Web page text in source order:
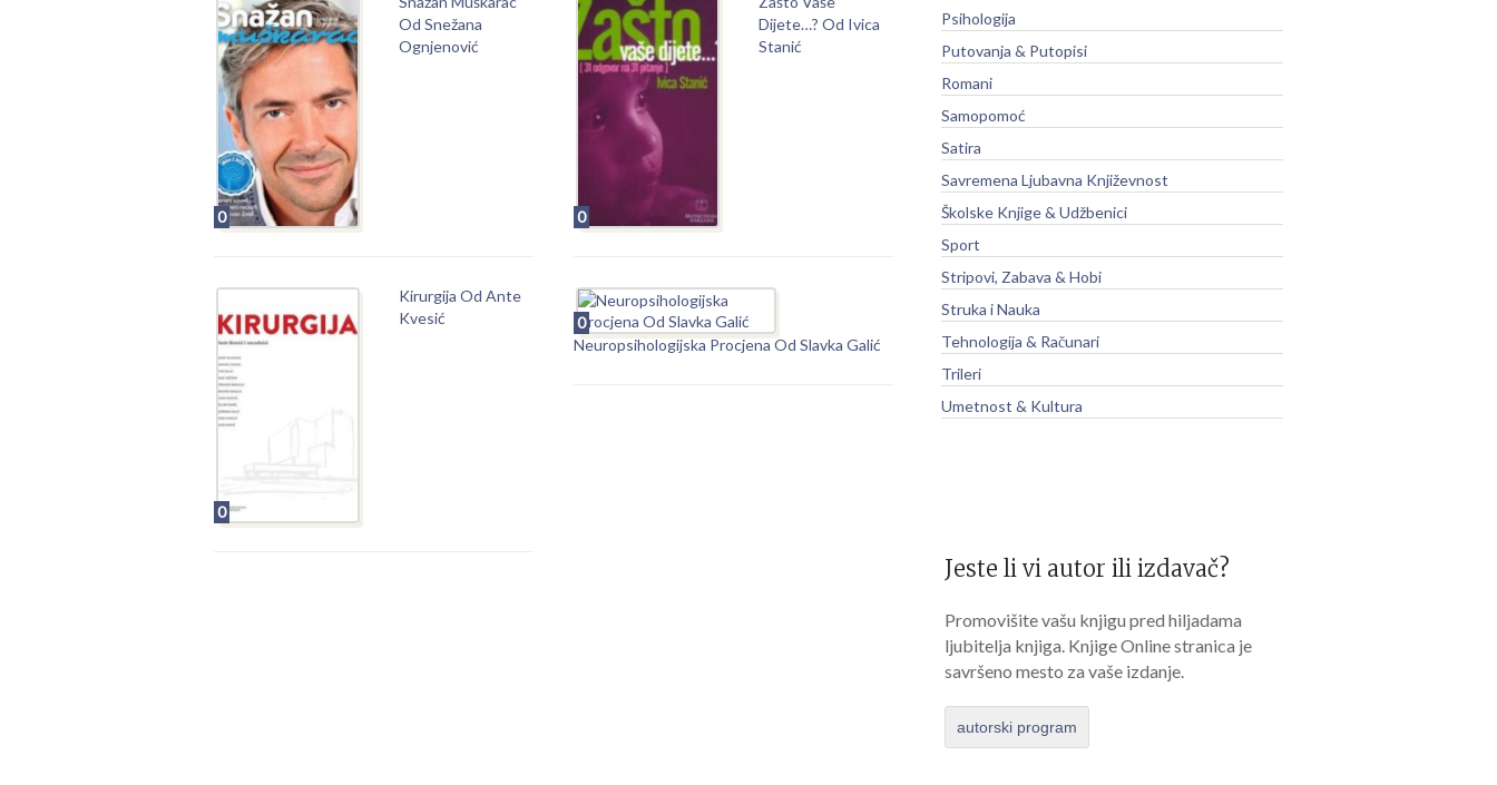
0
Od Snežana
Ognjenović
0
Dijete…? Od Ivica
Stanić
0
Kirurgija Od Ante
Kvesić
0
Neuropsihologijska Procjena Od Slavka Galić
Psihologija
Putovanja & Putopisi
Romani
Samopomoć
Satira
Savremena Ljubavna Književnost
Školske Knjige & Udžbenici
Sport
Stripovi, Zabava & Hobi
Struka i Nauka
Tehnologija & Računari
Trileri
Umetnost & Kultura
Jeste li vi autor ili izdavač?
Promovišite vašu knjigu pred hiljadama
ljubitelja knjiga. Knjige Online stranica je
savršeno mesto za vaše izdanje.
autorski program